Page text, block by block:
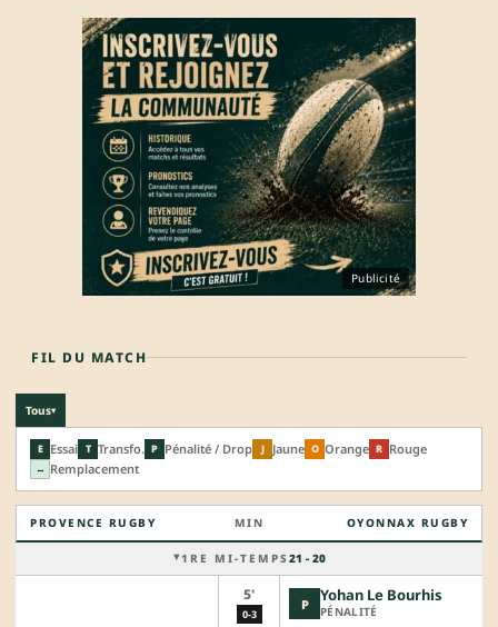
Publicité
FIL DU MATCH
Tous▾
E Essai T Transfo. P Pénalité / Drop J Jaune O Orange R Rouge
↔ Remplacement
PROVENCE RUGBY MIN OYONNAX RUGBY
1RE MI-TEMPS 21 - 20
5'
0-3
P Yohan Le Bourhis
PÉNALITÉ